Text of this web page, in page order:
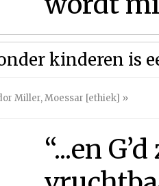
kinderen is
Miller,Moessar [ethiek] »
“...en